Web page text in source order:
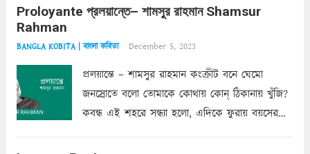
ছায়াচ্ছন্ন মোহন মিথুন মূর্তি, লোপামুদ্রা ভীষণ বিব্রত
Proloyante প্রলয়ান্তে– শামসুর রাহমান Shamsur
Rahman
BANGLA KOBITA | বাংলা কবিতা December 5, 2023
প্রলয়ান্তে – শামসুর রাহমান কংক্রীট বনে ঘেমো
জনস্রোতে বলো তোমাকে কোথায় কোন্‌ ঠিকানায় খুঁজি?
কবন্ধ এই শহরে সন্ধ্যা হলো, এদিকে ফুরায় বয়সের